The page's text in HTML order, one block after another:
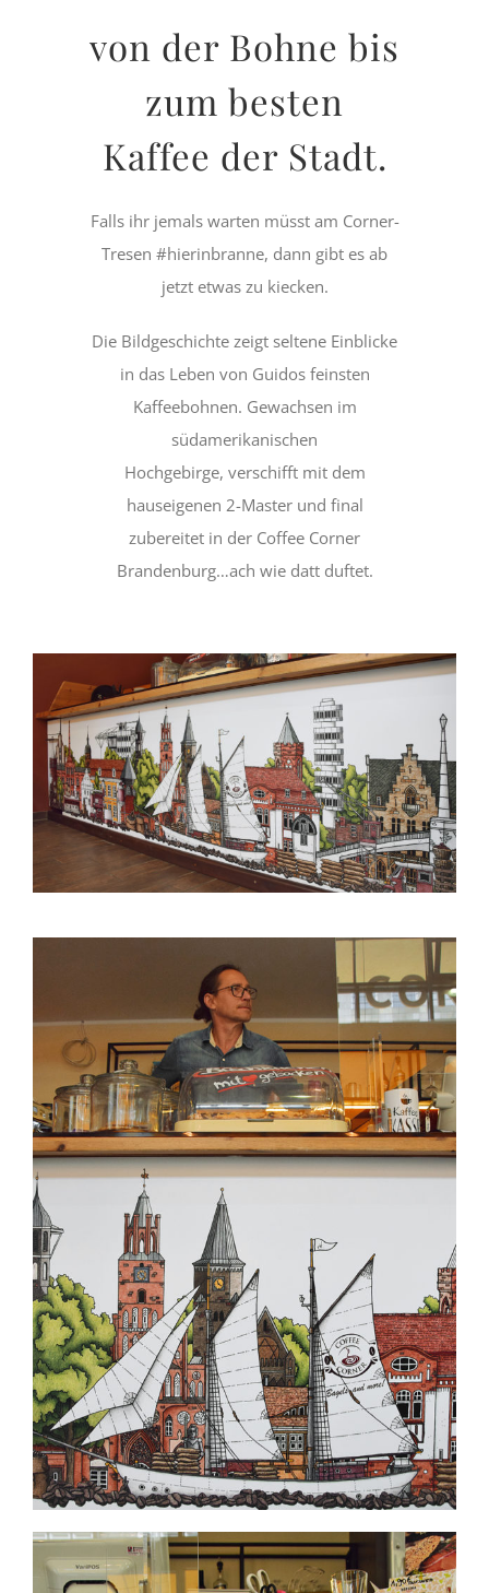
von der Bohne bis
zum besten
Kaffee der Stadt.
Falls ihr jemals warten müsst am Corner-
Tresen #hierinbranne, dann gibt es ab
jetzt etwas zu kiecken.
Die Bildgeschichte zeigt seltene Einblicke
in das Leben von Guidos feinsten
Kaffeebohnen. Gewachsen im
südamerikanischen
Hochgebirge, verschifft mit dem
hauseigenen 2-Master und final
zubereitet in der Coffee Corner
Brandenburg…ach wie datt duftet.